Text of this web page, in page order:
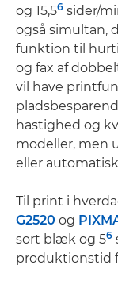
og 15,56 sider/
også simultan,
funktion til
og fax af
vil have
hastighed og
modeller, men
eller
Til print i
G2520 og
sort blæk og 56
produktionstid